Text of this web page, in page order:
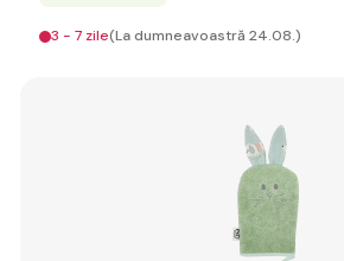
3 - 7 zile(La dumneavoastră 24.08.)